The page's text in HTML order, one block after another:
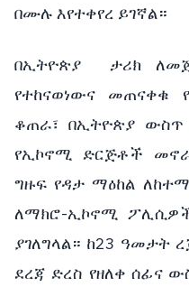
በሙሉ እየተቀየረ ይገኛል።
በኢትዮጵያ ታሪክ
የተከናወነውና መጠናቀቁ
ቆጠራ፣ በኢትዮጵያ
የኢኮኖሚ ድርጅቶች
ግዙፍ የዳታ ማዕከል
ለማክሮ-ኢኮኖሚ
ያገለግላል። ከ23 ዓመታት
ደረጃ ድረስ የዘለቀ ሰፊና